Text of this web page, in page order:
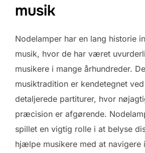
musik
Nodelamper har en lang historie
musik, hvor de har været
musikere i mange århundreder.
musiktradition er kendetegnet
detaljerede partiturer, hvor
præcision er afgørende.
spillet en vigtig rolle i at belyse
hjælpe musikere med at navigere